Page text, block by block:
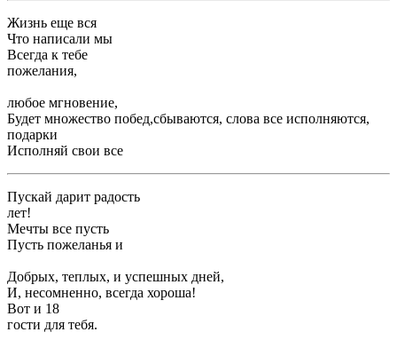
​Жизнь еще вся ​
​Что написали мы ​
​Всегда к тебе ​
​пожелания,​
​любое мгновение,​
​Будет множество побед,​сбываются, слова все исполняются,​
​подарки​
​Исполняй свои все ​
​Пускай дарит радость ​
​лет!​
​Мечты все пусть ​
​Пусть пожеланья и ​
​Добрых, теплых, и успешных дней,​
​И, несомненно, всегда хороша!​
​Вот и 18 ​
​гости для тебя.​